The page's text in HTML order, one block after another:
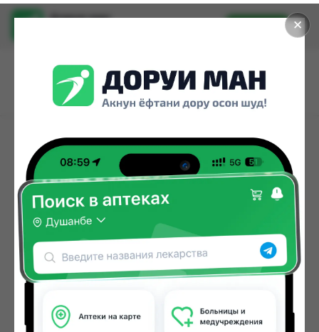
✕
Доруи ман
Установить
СТРАНИЦА НЕ
НАЙДЕНА
Возможно она удалена или перенесена